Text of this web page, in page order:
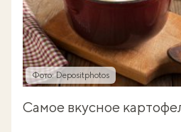
Фото: Depositphotos
Самое вкусное